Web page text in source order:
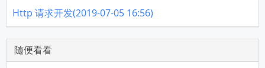
Http 请求开发(2019-07-05 16:56)
随便看看